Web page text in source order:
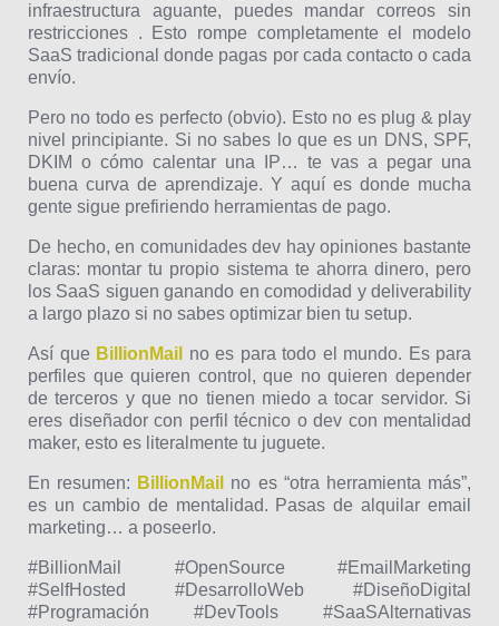
infraestructura aguante, puedes mandar correos sin
restricciones . Esto rompe completamente el modelo
SaaS tradicional donde pagas por cada contacto o cada
envío.
Pero no todo es perfecto (obvio). Esto no es plug & play
nivel principiante. Si no sabes lo que es un DNS, SPF,
DKIM o cómo calentar una IP… te vas a pegar una
buena curva de aprendizaje. Y aquí es donde mucha
gente sigue prefiriendo herramientas de pago.
De hecho, en comunidades dev hay opiniones bastante
claras: montar tu propio sistema te ahorra dinero, pero
los SaaS siguen ganando en comodidad y deliverability
a largo plazo si no sabes optimizar bien tu setup.
Así que BillionMail no es para todo el mundo. Es para
perfiles que quieren control, que no quieren depender
de terceros y que no tienen miedo a tocar servidor. Si
eres diseñador con perfil técnico o dev con mentalidad
maker, esto es literalmente tu juguete.
En resumen: BillionMail
no es “otra herramienta más”,
es un cambio de mentalidad. Pasas de alquilar email
marketing… a poseerlo.
#BillionMail #OpenSource #EmailMarketing
#SelfHosted #DesarrolloWeb #DiseñoDigital
#Programación #DevTools #SaaSAlternativas